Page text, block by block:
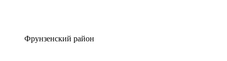
Фрунзенский район